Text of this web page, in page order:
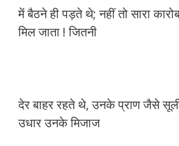
में बैठने ही पड़ते थे; नहीं तो सारा
मिल जाता ! जितनी
देर बाहर रहते थे, उनके प्राण जैसे
उधार उनके मिजाज